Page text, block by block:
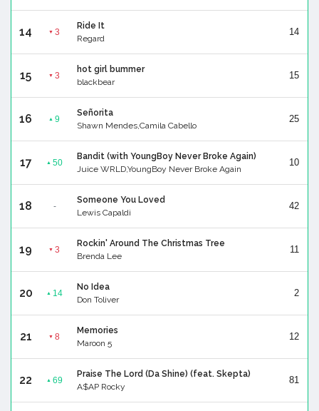
14 ▼ 3
Ride It
Regard
14
15 ▼ 3
hot girl bummer
blackbear
15
16 ▲ 9
Señorita
Shawn Mendes,Camila Cabello
25
17 ▲ 50
Bandit (with YoungBoy Never Broke Again)
Juice WRLD,YoungBoy Never Broke Again
10
18 -
Someone You Loved
Lewis Capaldi
42
19 ▼ 3
Rockin' Around The Christmas Tree
Brenda Lee
11
20 ▲ 14
No Idea
Don Toliver
2
21 ▼ 8
Memories
Maroon 5
12
22 ▲ 69
Praise The Lord (Da Shine) (feat. Skepta)
A$AP Rocky
81